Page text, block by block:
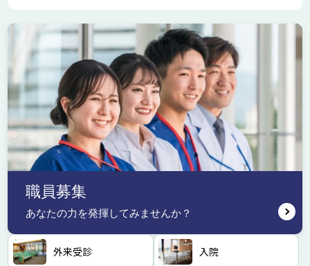
外来受診 入院
職員募集
あなたの力を発揮してみませんか？